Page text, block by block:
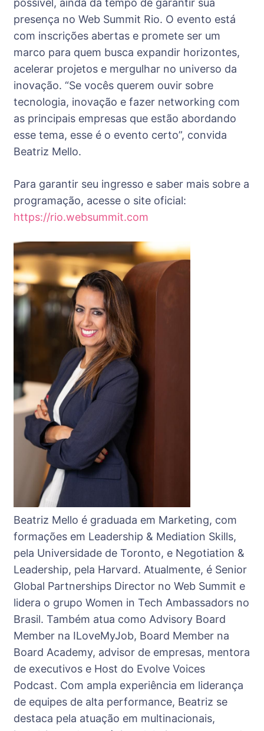
possível, ainda dá tempo de garantir sua
presença no Web Summit Rio. O evento está
com inscrições abertas e promete ser um
marco para quem busca expandir horizontes,
acelerar projetos e mergulhar no universo da
inovação. “Se vocês querem ouvir sobre
tecnologia, inovação e fazer networking com
as principais empresas que estão abordando
esse tema, esse é o evento certo”, convida
Beatriz Mello.
Para garantir seu ingresso e saber mais sobre a
programação, acesse o site oficial:
https://rio.websummit.com
Beatriz Mello é graduada em Marketing, com
formações em Leadership & Mediation Skills,
pela Universidade de Toronto, e Negotiation &
Leadership, pela Harvard. Atualmente, é Senior
Global Partnerships Director no Web Summit e
lidera o grupo Women in Tech Ambassadors no
Brasil. Também atua como Advisory Board
Member na ILoveMyJob, Board Member na
Board Academy, advisor de empresas, mentora
de executivos e Host do Evolve Voices
Podcast. Com ampla experiência em liderança
de equipes de alta performance, Beatriz se
destaca pela atuação em multinacionais,